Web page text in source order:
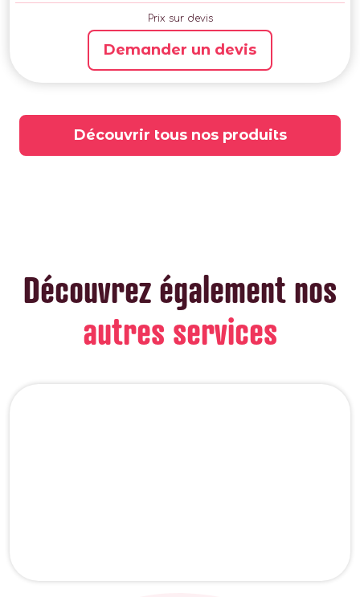
Prix sur devis
Demander un devis
Découvrir tous nos produits
Découvrez également nos
autres services